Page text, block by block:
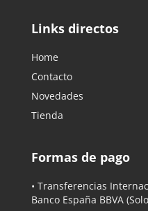
Links directos
Home
Contacto
Novedades
Tienda
Formas de pago
• Transferencias
Banco España BBVA